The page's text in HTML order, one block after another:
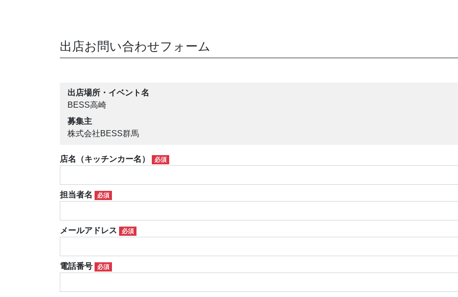
出店お問い合わせフォーム
出店場所・イベント名
BESS高崎
募集主
株式会社BESS群馬
店名（キッチンカー名） 必須
担当者名 必須
メールアドレス 必須
電話番号 必須